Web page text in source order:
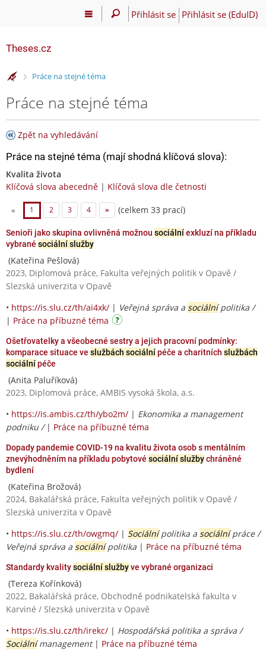
Přihlásit se Přihlásit se (EduID)
Theses.cz
>Práce na stejné téma
Práce na stejné téma
Zpět na vyhledávání
Práce na stejné téma (mají shodná klíčová slova):
Kvalita života
Klíčová slova abecedně | Klíčová slova dle četnosti
« 1 2 3 4 » (celkem 33 prací)
Senioři jako skupina ovlivněná možnou sociálníexkluzí na příkladu
vybrané sociální služby
(Kateřina Pešlová)
2023, Diplomová práce, Fakulta veřejných politik v Opavě /
Slezská univerzita v Opavě
• https://is.slu.cz/th/ai4xk/ | Veřejná správa a sociálnípolitika /
| Práce na příbuzné téma
Ošetřovatelky a všeobecné sestry a jejich pracovní podmínky:
komparace situace ve službách sociálnípéče a charitních službách
sociálnípéče
(Anita Paluříková)
2023, Diplomová práce, AMBIS vysoká škola, a.s.
• https://is.ambis.cz/th/ybo2m/ | Ekonomika a management
podniku / | Práce na příbuzné téma
Dopady pandemie COVID-19 na kvalitu života osob s mentálním
znevýhodněním na příkladu pobytové sociální službychráněné
bydlení
(Kateřina Brožová)
2024, Bakalářská práce, Fakulta veřejných politik v Opavě /
Slezská univerzita v Opavě
• https://is.slu.cz/th/owgmq/ | Sociálnípolitika a sociálnípráce /
Veřejná správa a sociálnípolitika | Práce na příbuzné téma
Standardy kvalitysociální službyve vybrané organizaci
(Tereza Kořínková)
2022, Bakalářská práce, Obchodně podnikatelská fakulta v
Karviné / Slezská univerzita v Opavě
• https://is.slu.cz/th/irekc/ | Hospodářská politika a správa /
Sociálnímanagement| Práce na příbuzné téma